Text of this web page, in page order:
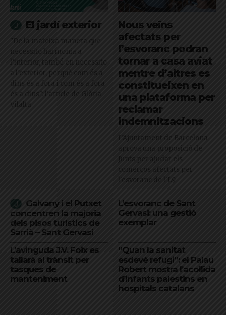
El jardí exterior
"De la mateixa manera que
necessito harmonia a
l’interior, també en necessito
a l’exterior, perquè com és a
dins és a fora i com és a fora
és a dins": l'article de Glòria
Vilalta
Nous veïns
afectats per
l’esvoranc podran
tornar a casa aviat
mentre d’altres es
constitueixen en
una plataforma per
reclamar
indemnitzacions
L’Ajuntament de Barcelona
aprova una proposició de
Junts per ajudar els
comerços afectats per
l'esvoranc de l'L9
Galvany i el Putxet
concentren la majoria
dels pisos turístics de
Sarrià – Sant Gervasi
L’esvoranc de Sant
Gervasi: una gestió
exemplar
L’avinguda J.V. Foix es
tallarà al trànsit per
tasques de
manteniment
“Quan la sanitat
esdevé refugi”: el Palau
Robert mostra l’acollida
d’infants palestins en
hospitals catalans